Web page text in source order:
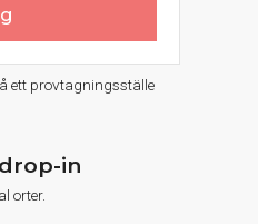
eller
ett provtagningsställe
in
orter.